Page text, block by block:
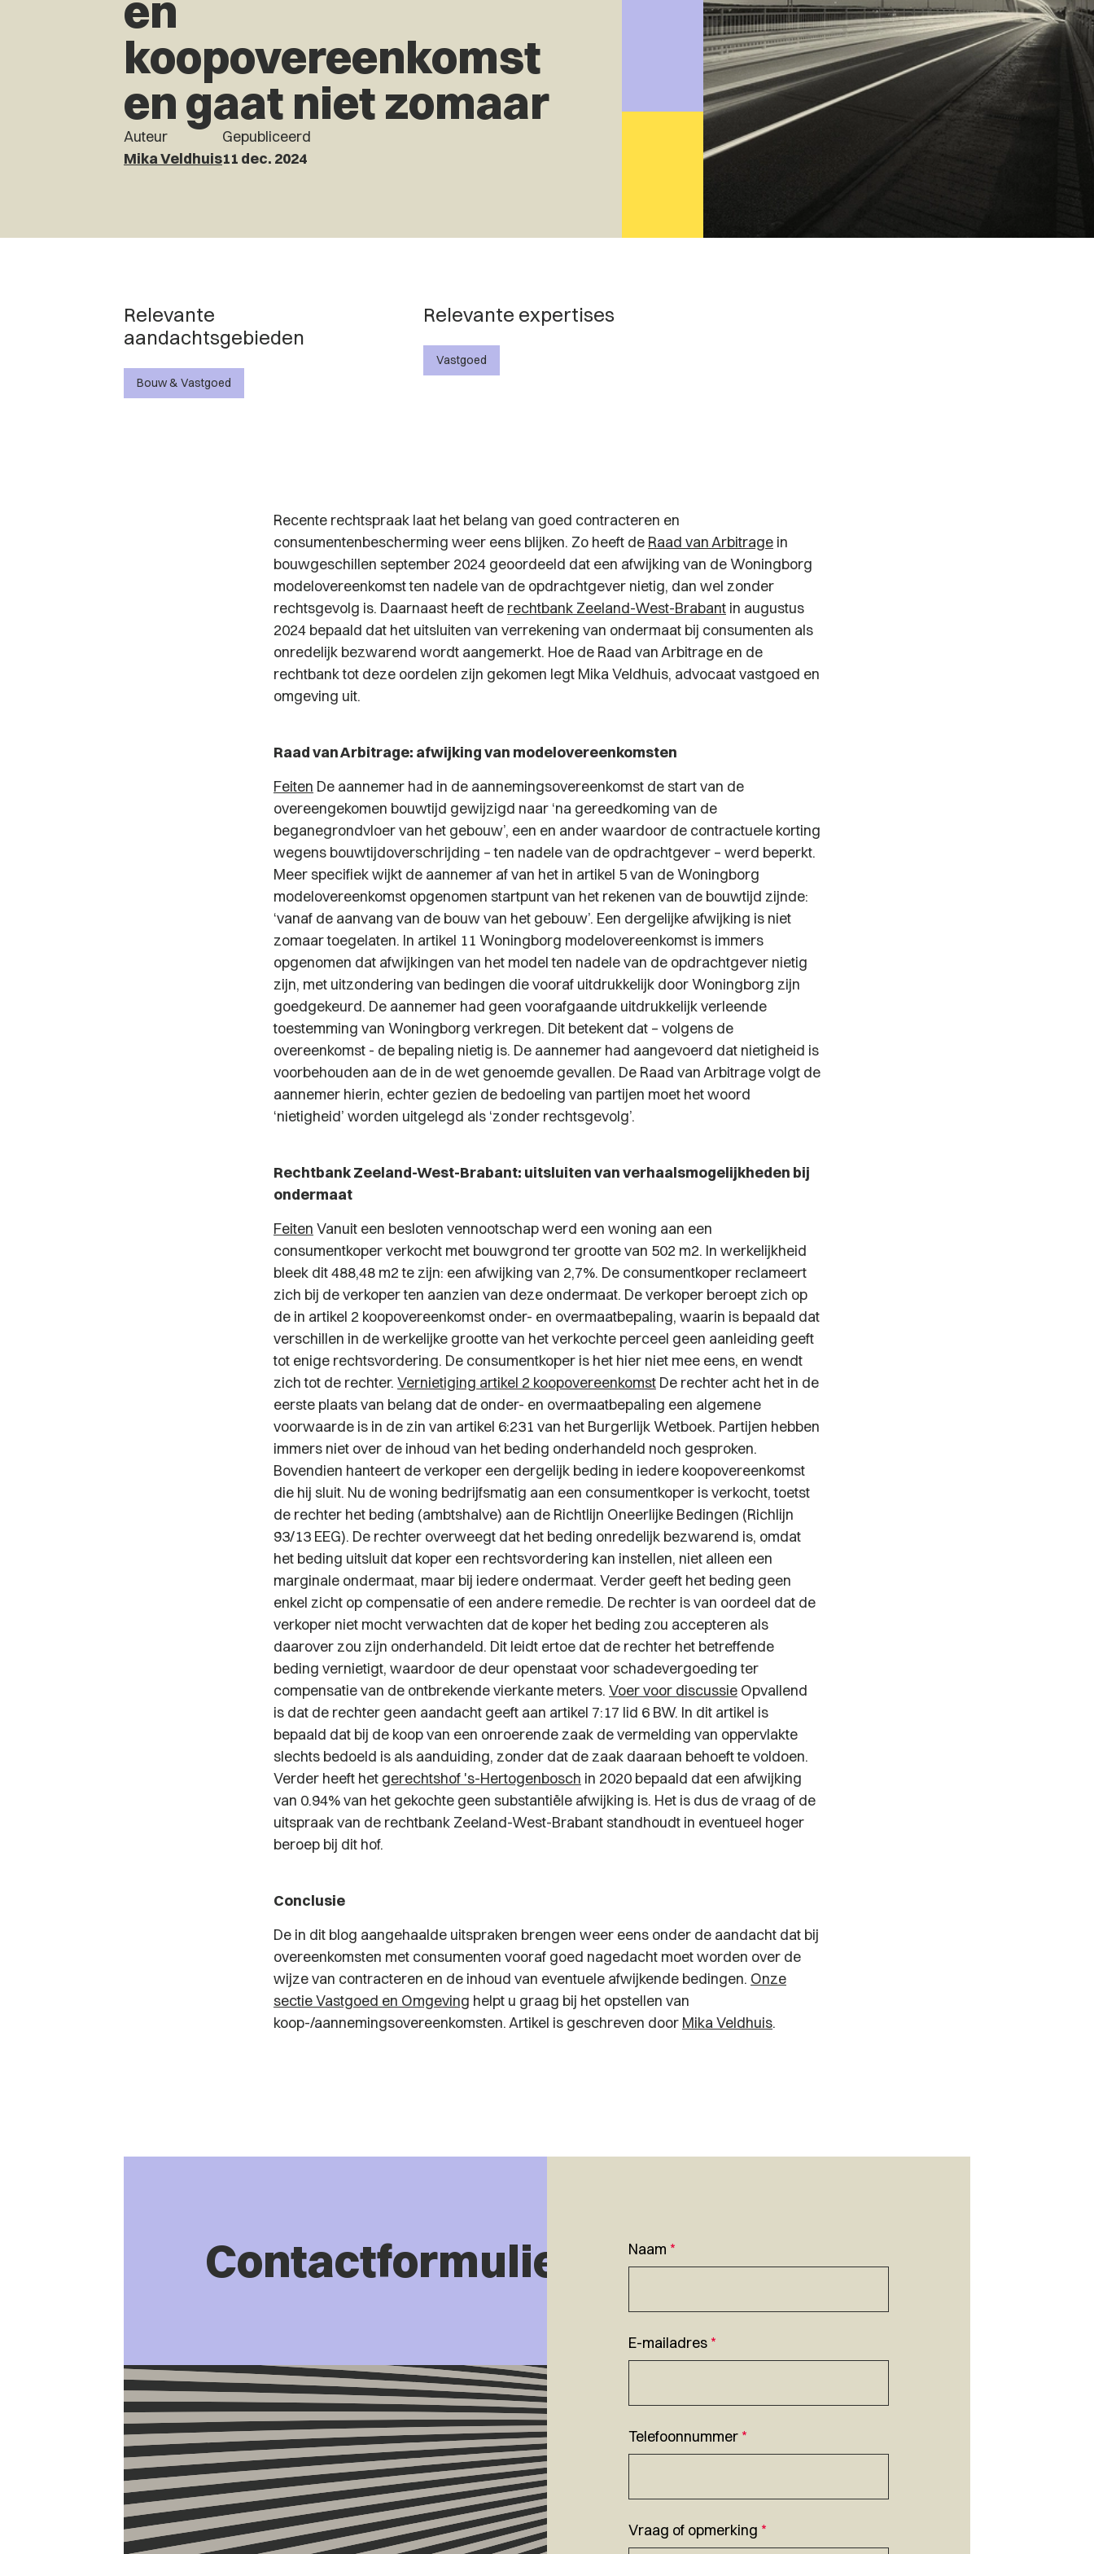
koopovereenkomst
en gaat niet zomaar
Auteur
Mika Veldhuis
Gepubliceerd
11 dec. 2024
Relevante
aandachtsgebieden
Bouw & Vastgoed
Relevante expertises
Vastgoed
Recente rechtspraak laat het belang van goed contracteren en
consumentenbescherming weer eens blijken. Zo heeft de Raad van Arbitrage in
bouwgeschillen september 2024 geoordeeld dat een afwijking van de Woningborg
modelovereenkomst ten nadele van de opdrachtgever nietig, dan wel zonder
rechtsgevolg is. Daarnaast heeft de rechtbank Zeeland-West-Brabant in augustus
2024 bepaald dat het uitsluiten van verrekening van ondermaat bij consumenten als
onredelijk bezwarend wordt aangemerkt. Hoe de Raad van Arbitrage en de
rechtbank tot deze oordelen zijn gekomen legt Mika Veldhuis, advocaat vastgoed en
omgeving uit.
Raad van Arbitrage: afwijking van modelovereenkomsten
Feiten De aannemer had in de aannemingsovereenkomst de start van de
overeengekomen bouwtijd gewijzigd naar ‘na gereedkoming van de
beganegrondvloer van het gebouw’, een en ander waardoor de contractuele korting
wegens bouwtijdoverschrijding – ten nadele van de opdrachtgever – werd beperkt.
Meer specifiek wijkt de aannemer af van het in artikel 5 van de Woningborg
modelovereenkomst opgenomen startpunt van het rekenen van de bouwtijd zijnde:
‘vanaf de aanvang van de bouw van het gebouw’. Een dergelijke afwijking is niet
zomaar toegelaten. In artikel 11 Woningborg modelovereenkomst is immers
opgenomen dat afwijkingen van het model ten nadele van de opdrachtgever nietig
zijn, met uitzondering van bedingen die vooraf uitdrukkelijk door Woningborg zijn
goedgekeurd. De aannemer had geen voorafgaande uitdrukkelijk verleende
toestemming van Woningborg verkregen. Dit betekent dat – volgens de
overeenkomst - de bepaling nietig is. De aannemer had aangevoerd dat nietigheid is
voorbehouden aan de in de wet genoemde gevallen. De Raad van Arbitrage volgt de
aannemer hierin, echter gezien de bedoeling van partijen moet het woord
‘nietigheid’ worden uitgelegd als ‘zonder rechtsgevolg’.
Rechtbank Zeeland-West-Brabant: uitsluiten van verhaalsmogelijkheden bij
ondermaat
Feiten Vanuit een besloten vennootschap werd een woning aan een
consumentkoper verkocht met bouwgrond ter grootte van 502 m2. In werkelijkheid
bleek dit 488,48 m2 te zijn: een afwijking van 2,7%. De consumentkoper reclameert
zich bij de verkoper ten aanzien van deze ondermaat. De verkoper beroept zich op
de in artikel 2 koopovereenkomst onder- en overmaatbepaling, waarin is bepaald dat
verschillen in de werkelijke grootte van het verkochte perceel geen aanleiding geeft
tot enige rechtsvordering. De consumentkoper is het hier niet mee eens, en wendt
zich tot de rechter. Vernietiging artikel 2 koopovereenkomst De rechter acht het in de
eerste plaats van belang dat de onder- en overmaatbepaling een algemene
voorwaarde is in de zin van artikel 6:231 van het Burgerlijk Wetboek. Partijen hebben
immers niet over de inhoud van het beding onderhandeld noch gesproken.
Bovendien hanteert de verkoper een dergelijk beding in iedere koopovereenkomst
die hij sluit. Nu de woning bedrijfsmatig aan een consumentkoper is verkocht, toetst
de rechter het beding (ambtshalve) aan de Richtlijn Oneerlijke Bedingen (Richlijn
93/13 EEG). De rechter overweegt dat het beding onredelijk bezwarend is, omdat
het beding uitsluit dat koper een rechtsvordering kan instellen, niet alleen een
marginale ondermaat, maar bij iedere ondermaat. Verder geeft het beding geen
enkel zicht op compensatie of een andere remedie. De rechter is van oordeel dat de
verkoper niet mocht verwachten dat de koper het beding zou accepteren als
daarover zou zijn onderhandeld. Dit leidt ertoe dat de rechter het betreffende
beding vernietigt, waardoor de deur openstaat voor schadevergoeding ter
compensatie van de ontbrekende vierkante meters. Voer voor discussie Opvallend
is dat de rechter geen aandacht geeft aan artikel 7:17 lid 6 BW. In dit artikel is
bepaald dat bij de koop van een onroerende zaak de vermelding van oppervlakte
slechts bedoeld is als aanduiding, zonder dat de zaak daaraan behoeft te voldoen.
Verder heeft het gerechtshof 's-Hertogenbosch in 2020 bepaald dat een afwijking
van 0.94% van het gekochte geen substantiële afwijking is. Het is dus de vraag of de
uitspraak van de rechtbank Zeeland-West-Brabant standhoudt in eventueel hoger
beroep bij dit hof.
Conclusie
De in dit blog aangehaalde uitspraken brengen weer eens onder de aandacht dat bij
overeenkomsten met consumenten vooraf goed nagedacht moet worden over de
wijze van contracteren en de inhoud van eventuele afwijkende bedingen. Onze
sectie Vastgoed en Omgeving helpt u graag bij het opstellen van
koop-/aannemingsovereenkomsten. Artikel is geschreven door Mika Veldhuis.
Contactformulier Naam *
E-mailadres *
Telefoonnummer *
Vraag of opmerking *